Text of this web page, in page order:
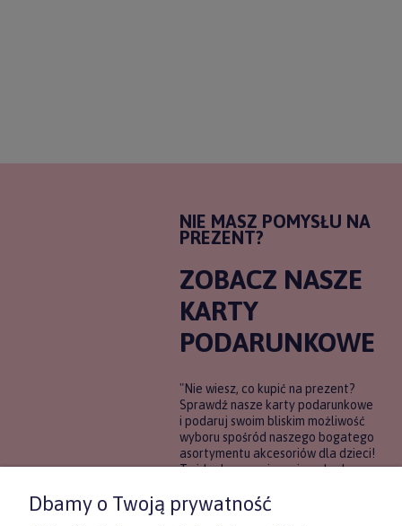
NIE MASZ POMYSŁU NA
PREZENT?
ZOBACZ NASZE
KARTY
PODARUNKOWE
"Nie wiesz, co kupić na prezent?
Sprawdź nasze karty podarunkowe
i podaruj swoim bliskim możliwość
wyboru spośród naszego bogatego
asortymentu akcesoriów dla dzieci!
To idealne rozwiązanie, gdy chcesz
pewności, co będzie najbardziej
trafione.
Dbamy o Twoją prywatność